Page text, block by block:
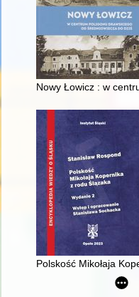
Nowy Łowicz : w
Polskość Mikołaja